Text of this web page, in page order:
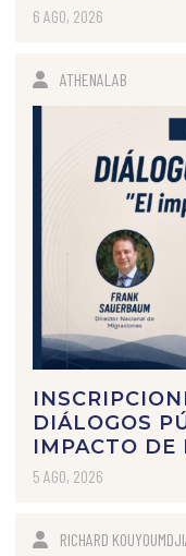
6 AGO, 2026
ATHENALAB
DIÁLOGOS
IMPACTO DE
5 AGO, 2026
RICHARD